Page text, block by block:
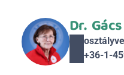
Dr.
+36-1-